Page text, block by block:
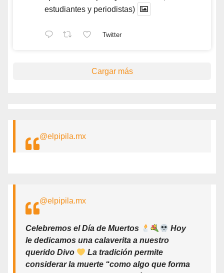
estudiantes y periodistas)
Twitter
Cargar más
@elpipila.mx
@elpipila.mx
Celebremos el Día de Muertos
Hoy
le dedicamos una calaverita a nuestro
querido Divo
La tradición permite
considerar la muerte “como algo que forma